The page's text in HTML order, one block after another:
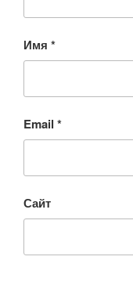
Имя *
Email *
Сайт